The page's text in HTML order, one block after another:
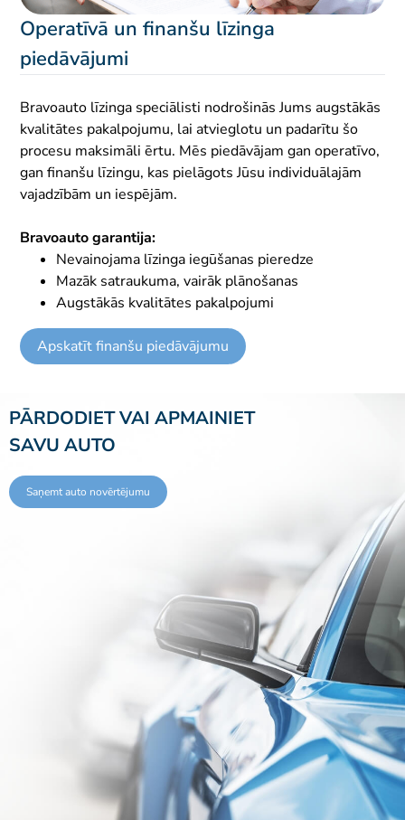
Operatīvā un finanšu līzinga
piedāvājumi
Bravoauto līzinga speciālisti nodrošinās Jums augstākās
kvalitātes pakalpojumu, lai atvieglotu un padarītu šo
procesu maksimāli ērtu. Mēs piedāvājam gan operatīvo,
gan finanšu līzingu, kas pielāgots Jūsu individuālajām
vajadzībām un iespējām.
Bravoauto garantija:
Nevainojama līzinga iegūšanas pieredze
Mazāk satraukuma, vairāk plānošanas
Augstākās kvalitātes pakalpojumi
Apskatīt finanšu piedāvājumu
PĀRDODIET VAI APMAINIET
SAVU AUTO
Saņemt auto novērtējumu